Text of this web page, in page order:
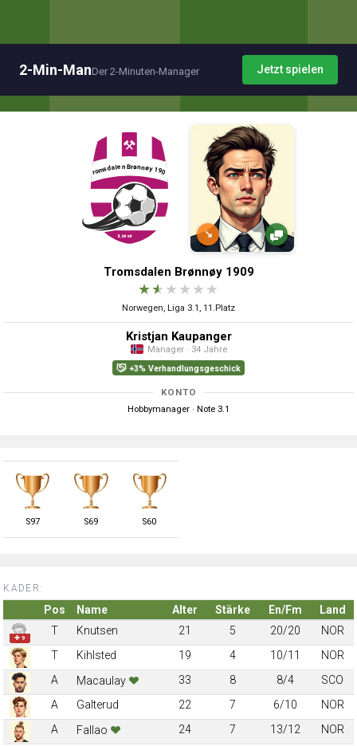
2-Min-ManDer 2-Minuten-Manager Jetzt spielen
↘
Tromsdalen Brønnøy 1909
★★ ★ ★ ★ ★
Norwegen, Liga 3.1, 11.Platz
Kristjan Kaupanger
Manager · 34 Jahre
+3% Verhandlungsgeschick
KONTO
Hobbymanager · Note 3.1
S97 S69 S60
KADER:
Pos Name Alter Stärke En/Fm Land
✚ 9
T Knutsen 21 5 20/20
NOR
T
Kihlsted 19 4 10/11
NOR
A
Macaulay 33 8 8/4
SCO
A
Galterud 22 7 6/10
NOR
A
Fallao 24 7 13/12
NOR